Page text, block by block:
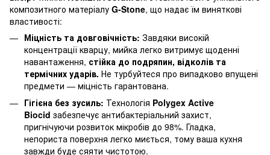
композитного матеріалу G-Stone, що надає їм виняткові
властивості:
Міцність та довговічність: Завдяки високій
концентрації кварцу, мийка легко витримує щоденні
навантаження, стійка до подряпин, відколів та
термічних ударів. Не турбуйтеся про випадково впущені
предмети — міцність гарантована.
Гігієна без зусиль: Технологія Polygex Active
Biocid забезпечує антибактеріальний захист,
пригнічуючи розвиток мікробів до 98%. Гладка,
непориста поверхня легко миється, тому ваша кухня
завжди буде сяяти чистотою.